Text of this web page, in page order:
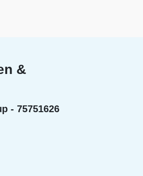
&
- 75751626